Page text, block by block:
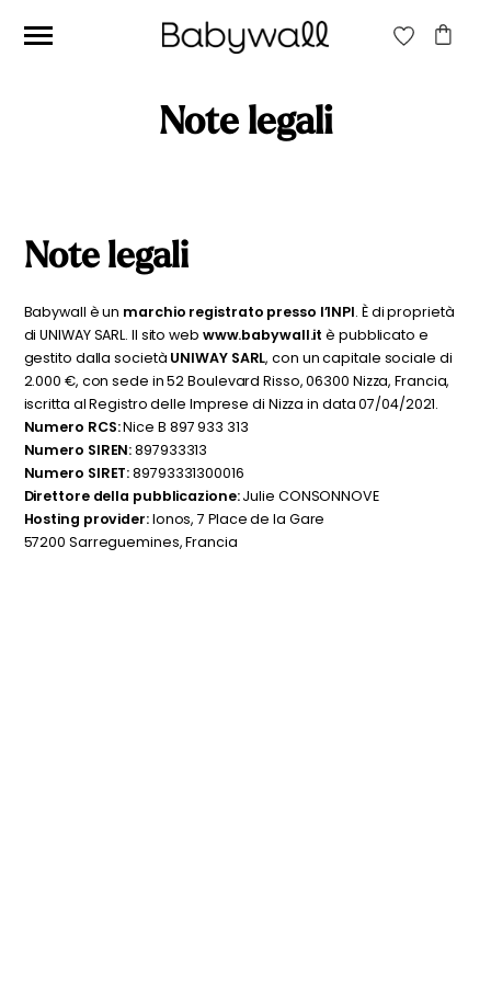
Note legali
Note legali
Babywall è un marchio registrato presso l’INPI. È di proprietà
di UNIWAY SARL. Il sito web www.babywall.it è pubblicato e
gestito dalla società UNIWAY SARL, con un capitale sociale di
2.000 €, con sede in 52 Boulevard Risso, 06300 Nizza, Francia,
iscritta al Registro delle Imprese di Nizza in data 07/04/2021.
Numero RCS:Nice B 897 933 313
Numero SIREN:897933313
Numero SIRET:89793331300016
Direttore della pubblicazione:Julie CONSONNOVE
Hosting provider:Ionos, 7 Place de la Gare
57200 Sarreguemines, Francia